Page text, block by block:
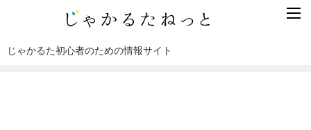
じゃかるた初心者のための情報サイト